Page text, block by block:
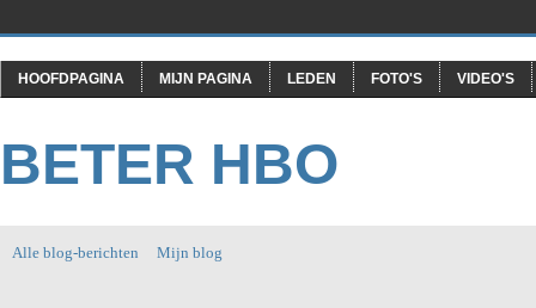
HOOFDPAGINA MIJN PAGINA LEDEN FOTO'S VIDEO'S
BETER HBO
Alle blog-berichten Mijn blog